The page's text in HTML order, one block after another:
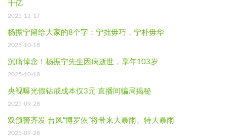
千亿
2025-11-17
杨振宁留给大家的8个字：宁拙毋巧，宁朴毋华
2025-10-18
沉痛悼念！杨振宁先生因病逝世，享年103岁
2025-10-18
央视曝光假钻戒成本仅3元 直播间骗局揭秘
2025-09-28
双预警齐发 台风“博罗依”将带来大暴雨、特大暴雨
2025-09-28